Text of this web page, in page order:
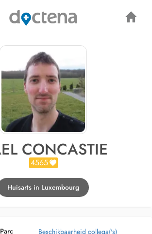
CONCASTIE
4565
Huisarts in Luxembourg
Beschikbaarheid collega('s)